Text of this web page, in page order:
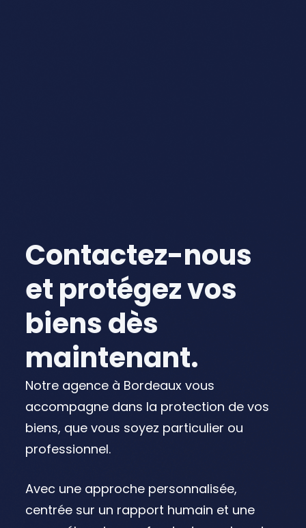
Contactez-nous
et protégez vos
biens dès
maintenant.
Notre agence à Bordeaux vous
accompagne dans la protection de vos
biens, que vous soyez particulier ou
professionnel.
Avec une approche personnalisée,
centrée sur un rapport humain et une